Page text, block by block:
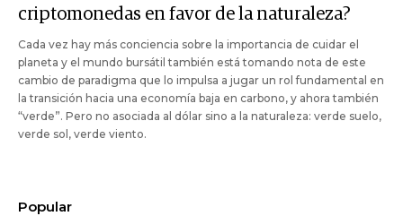
criptomonedas en favor de la naturaleza?
Cada vez hay más conciencia sobre la importancia de cuidar el
planeta y el mundo bursátil también está tomando nota de este
cambio de paradigma que lo impulsa a jugar un rol fundamental en
la transición hacia una economía baja en carbono, y ahora también
“verde”. Pero no asociada al dólar sino a la naturaleza: verde suelo,
verde sol, verde viento.
Popular